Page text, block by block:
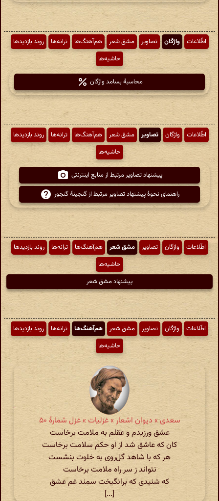
اطّلاعات واژگان تصاویر مشق شعر هم‌آهنگ‌ها ترانه‌ها
روند بازدیدها
حاشیه‌ها
محاسبهٔ بسامد واژگان
اطّلاعات واژگان تصاویر مشق شعر هم‌آهنگ‌ها ترانه‌ها
روند بازدیدها
حاشیه‌ها
پیشنهاد تصاویر مرتبط از منابع اینترنتی
راهنمای نحوهٔ پیشنهاد تصاویر مرتبط از گنجینهٔ گنجور
اطّلاعات واژگان تصاویر مشق شعر هم‌آهنگ‌ها ترانه‌ها
روند بازدیدها
حاشیه‌ها
پیشنهاد مشق شعر
اطّلاعات واژگان تصاویر مشق شعر هم‌آهنگ‌ها ترانه‌ها
روند بازدیدها
حاشیه‌ها
سعدی » دیوان اشعار » غزلیات » غزل شمارهٔ ۵۰
عشق ورزیدم و عقلم به ملامت برخاست
کان که عاشق شد از او حکم سلامت برخاست
هر که با شاهد گل‌روی به خلوت بنشست
نتواند ز سر راه ملامت برخاست
که شنیدی که برانگیخت سمند غم عشق
[...]